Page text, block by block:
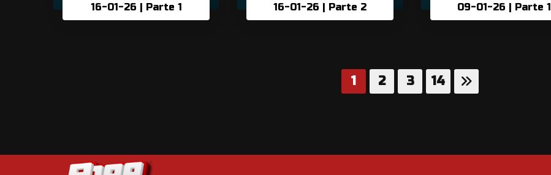
16-01-26 | Parte 1 16-01-26 | Parte 2 09-01-26 | Parte 1
1 2 3 14